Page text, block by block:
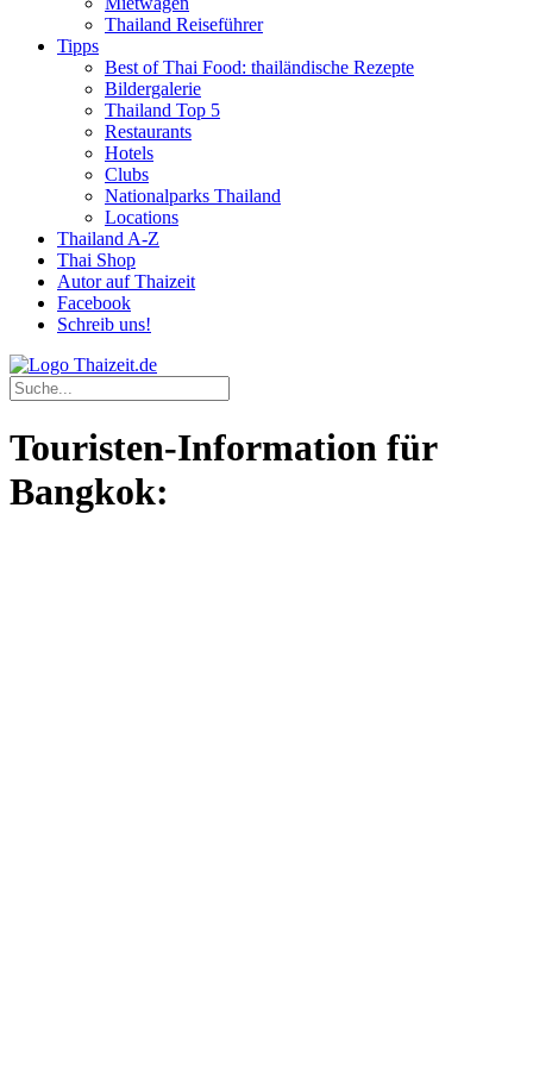
Thailand Reiseführer
Tipps
Best of Thai Food: thailändische Rezepte
Bildergalerie
Thailand Top 5
Restaurants
Hotels
Clubs
Nationalparks Thailand
Locations
Thailand A-Z
Thai Shop
Autor auf Thaizeit
Facebook
Schreib uns!
Touristen-Information für
Bangkok: